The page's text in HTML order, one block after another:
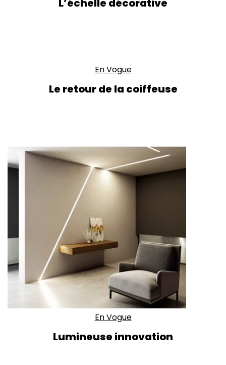
L’échelle décorative
En Vogue
Le retour de la coiffeuse
En Vogue
Lumineuse innovation